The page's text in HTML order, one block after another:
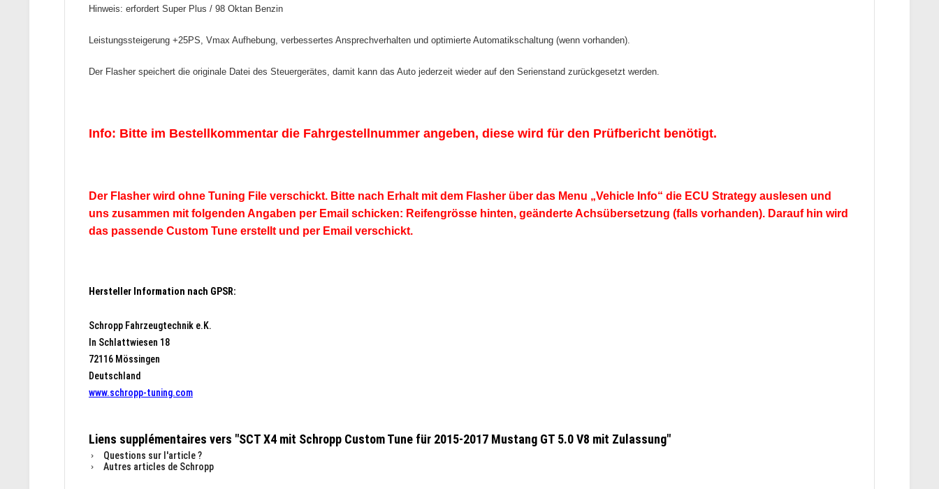
Hinweis: erfordert Super Plus / 98 Oktan Benzin
Leistungssteigerung +25PS, Vmax Aufhebung, verbessertes Ansprechverhalten und optimierte Automatikschaltung (wenn vorhanden).
Der Flasher speichert die originale Datei des Steuergerätes, damit kann das Auto jederzeit wieder auf den Serienstand zurückgesetzt werden.
Info: Bitte im Bestellkommentar die Fahrgestellnummer angeben, diese wird für den Prüfbericht benötigt.
Der Flasher wird ohne Tuning File verschickt. Bitte nach Erhalt mit dem Flasher über das Menu „Vehicle Info“ die ECU Strategy auslesen und
uns zusammen mit folgenden Angaben per Email schicken: Reifengrösse hinten, geänderte Achsübersetzung (falls vorhanden). Darauf hin wird
das passende Custom Tune erstellt und per Email verschickt.
Hersteller Information nach GPSR:
Schropp Fahrzeugtechnik e.K.
In Schlattwiesen 18
72116 Mössingen
Deutschland
www.schropp-tuning.com
Liens supplémentaires vers "SCT X4 mit Schropp Custom Tune für 2015-2017 Mustang GT 5.0 V8 mit Zulassung"
Questions sur l'article ?
Autres articles de Schropp